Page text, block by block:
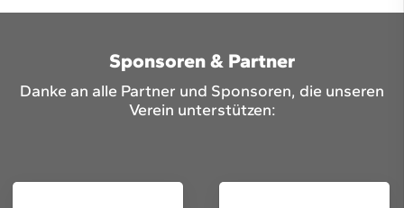
Sponsoren & Partner
Danke an alle Partner und Sponsoren, die unseren
Verein unterstützen: